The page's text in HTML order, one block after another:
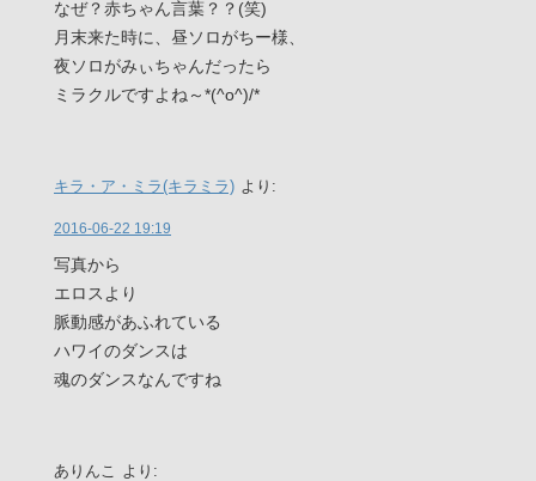
なぜ？赤ちゃん言葉？？(笑)
月末来た時に、昼ソロがちー様、
夜ソロがみぃちゃんだったら
ミラクルですよね～*(^o^)/*
キラ・ア・ミラ(キラミラ) より:
2016-06-22 19:19
写真から
エロスより
脈動感があふれている
ハワイのダンスは
魂のダンスなんですね
ありんこ より: